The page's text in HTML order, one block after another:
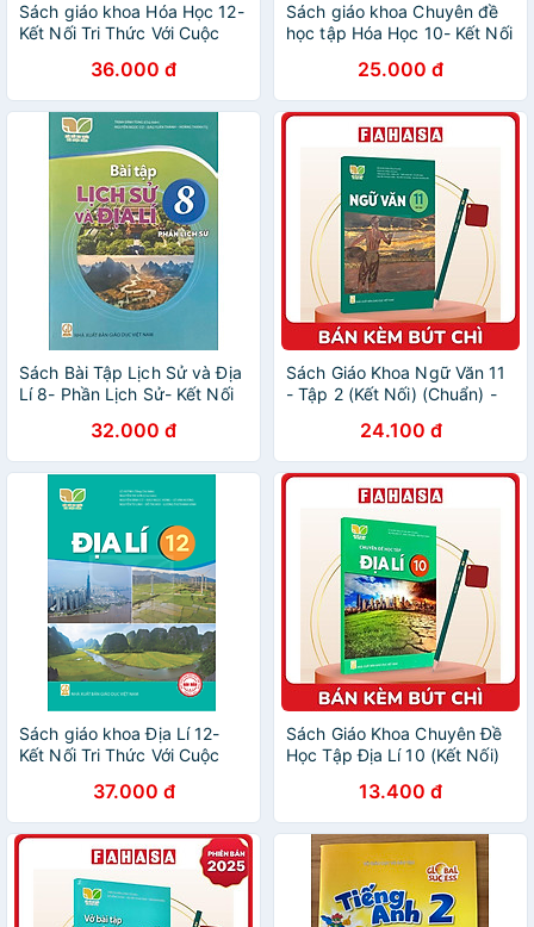
Sách giáo khoa Hóa Học 12-
Kết Nối Tri Thức Với Cuộc
36.000 đ
Sách giáo khoa Chuyên đề
học tập Hóa Học 10- Kết Nối
(Kèm Nilon bọc Sách)
25.000 đ
Sách Bài Tập Lịch Sử và Địa
Lí 8- Phần Lịch Sử- Kết Nối
(Kèm nilon bọc sách, nhãn
tên)
32.000 đ
Sách Giáo Khoa Ngữ Văn 11
- Tập 2 (Kết Nối) (Chuẩn) -
24.100 đ
Sách giáo khoa Địa Lí 12-
Kết Nối Tri Thức Với Cuộc
37.000 đ
Sách Giáo Khoa Chuyên Đề
Học Tập Địa Lí 10 (Kết Nối)
13.400 đ